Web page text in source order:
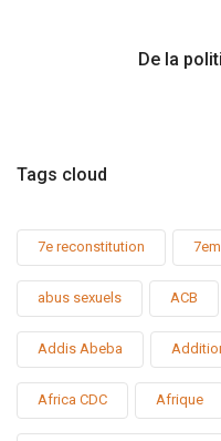
De la
Tags cloud
7e reconstitution
abus sexuels ACB
Addis Abeba
Africa CDC Afrique